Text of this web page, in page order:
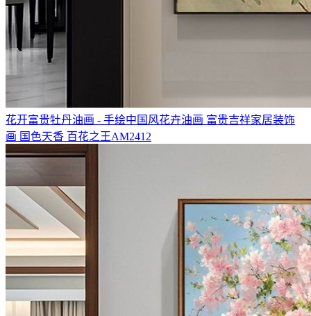
花开富贵牡丹油画 - 手绘中国风花卉油画 富贵吉祥家居装饰
画 国色天香 百花之王AM2412